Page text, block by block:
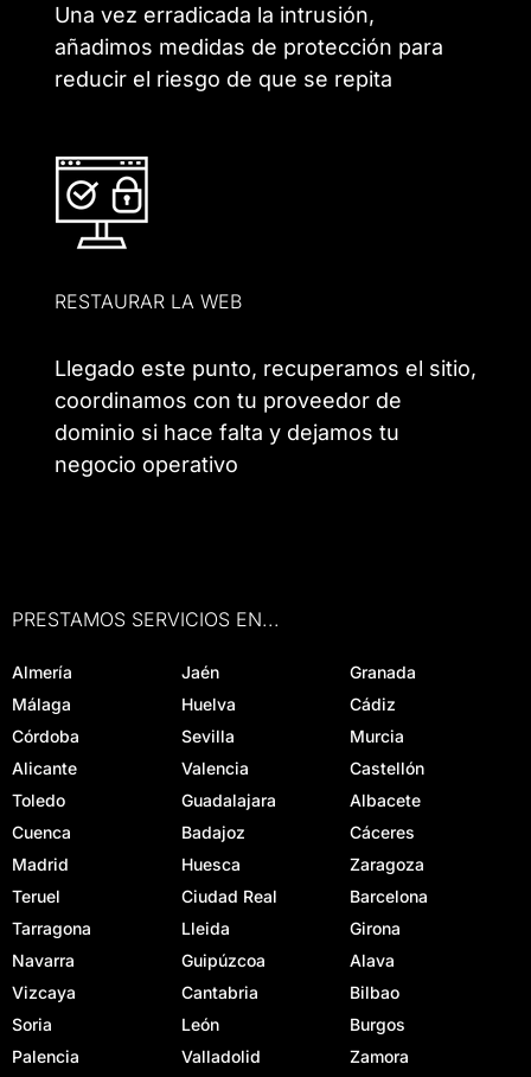
Una vez erradicada la intrusión,
añadimos medidas de protección para
reducir el riesgo de que se repita
RESTAURAR LA WEB
Llegado este punto, recuperamos el sitio,
coordinamos con tu proveedor de
dominio si hace falta y dejamos tu
negocio operativo
PRESTAMOS SERVICIOS EN...
Almería Jaén
Granada
Málaga
Huelva
Cádiz
Córdoba
Sevilla
Murcia
Alicante
Valencia
Castellón
Toledo
Guadalajara
Albacete
Cuenca
Badajoz
Cáceres
Madrid
Huesca
Zaragoza
Teruel
Ciudad Real
Barcelona
Tarragona
Lleida
Girona
Navarra
Guipúzcoa
Alava
Vizcaya
Cantabria
Bilbao
Soria
León
Burgos
Palencia
Valladolid
Zamora